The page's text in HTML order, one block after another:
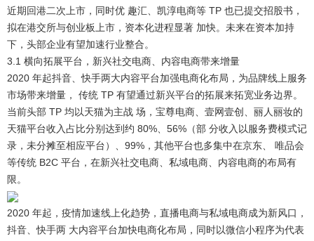
近期回港二次上市，同时优 趣汇、凯淳电商等 TP 也已提交招股书，
拟在港交所与创业板上市，资本化进程显著 加快。未来在资本加持
下，头部企业有望加速行业整合。
3.1 横向拓展平台，新兴社交电商、内容电商带来增量
2020 年起抖音、快手两大内容平台加强电商化布局，为品牌线上服务
市场带来增量， 传统 TP 有望通过新兴平台的拓展来拓宽业务边界。
当前头部 TP 均以天猫为主战 场，宝尊电商、壹网壹创、丽人丽妆的
天猫平台收入占比分别达到约 80%、56%（部 分收入以服务费模式记
录，未分摊至相应平台）、99%，其他平台也多集中在京东、 唯品会
等传统 B2C 平台，在新兴社交电商、私域电商、内容电商的布局有
限。
2020 年起，疫情加速线上化趋势，直播电商与私域电商成为新风口，
抖音、快手两 大内容平台加快电商化布局，同时以微信小程序为代表